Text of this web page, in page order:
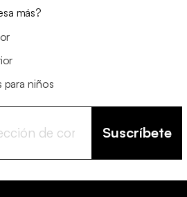
más?
para niños
Suscríbete